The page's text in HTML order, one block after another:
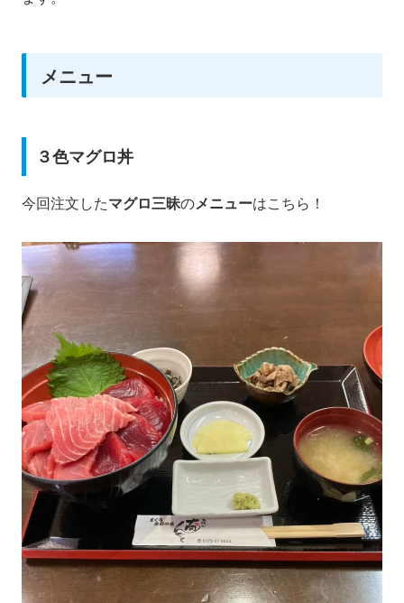
メニュー
３色マグロ丼
今回注文したマグロ三昧のメニューはこちら！